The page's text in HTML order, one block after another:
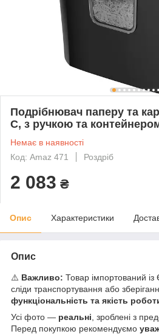
Подрібнювач паперу та
C, з ручкою та
Немає в наявності
Код: Amaz 471
Роздріб
2 083 ₴
Опис Характеристики
Опис
⚠️ Важливо: Товар імпортований
сліди транспортування або
функціональність та якість
Усі фото — реальні , зроблені з
Перед покупкою рекомендуємо